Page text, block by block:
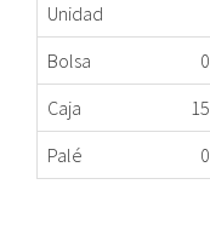
Unidad
Bolsa
0
Caja
15
Palé
0